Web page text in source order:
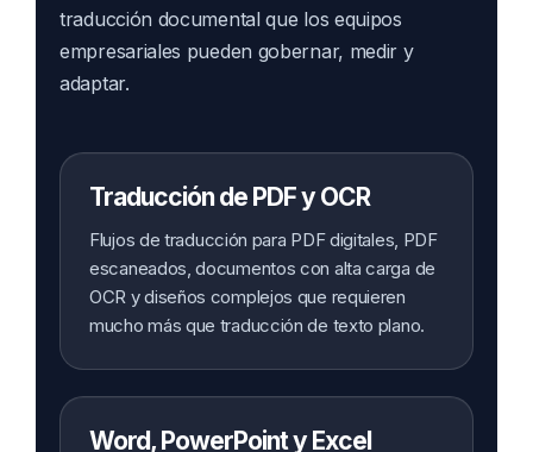
traducción documental que los equipos
empresariales pueden gobernar, medir y
adaptar.
Traducción de PDF y OCR
Flujos de traducción para PDF digitales, PDF
escaneados, documentos con alta carga de
OCR y diseños complejos que requieren
mucho más que traducción de texto plano.
Word, PowerPoint y Excel